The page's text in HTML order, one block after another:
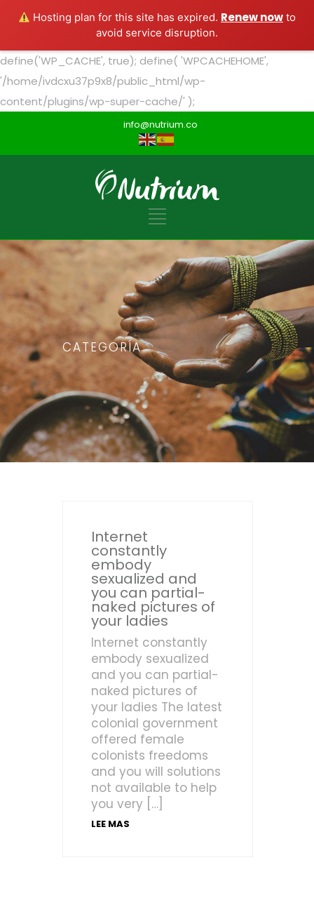
Hosting plan for this site has expired. Renew now to
avoid service disruption.
define('WP_CACHE', true); define( 'WPCACHEHOME',
'/home/ivdcxu37p9x8/public_html/wp-
content/plugins/wp-super-cache/' );
info@nutrium.co
CATEGORÍA
Internet
constantly
embody
sexualized and
you can partial-
naked pictures of
your ladies
Internet constantly
embody sexualized
and you can partial-
naked pictures of
your ladies The latest
colonial government
offered female
colonists freedoms
and you will solutions
not available to help
you very […]
LEE MAS